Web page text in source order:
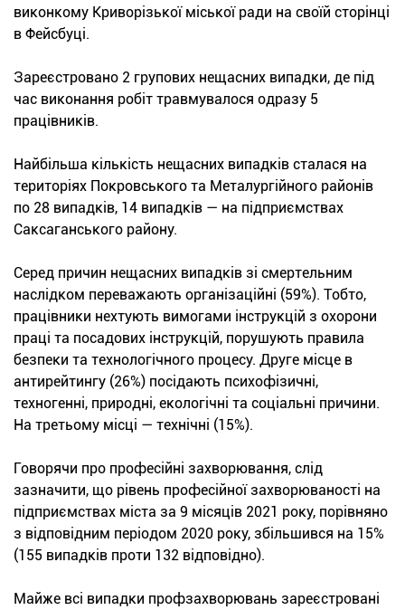
виконкому Криворізької міської ради на своїй сторінці
в Фейсбуці.
Зареєстровано 2 групових нещасних випадки, де під
час виконання робіт травмувалося одразу 5
працівників.
Найбільша кількість нещасних випадків сталася на
територіях Покровського та Металургійного районів
по 28 випадків, 14 випадків — на підприємствах
Саксаганського району.
Серед причин нещасних випадків зі смертельним
наслідком переважають організаційні (59%). Тобто,
працівники нехтують вимогами інструкцій з охорони
праці та посадових інструкцій, порушують правила
безпеки та технологічного процесу. Друге місце в
антирейтингу (26%) посідають психофізичні,
техногенні, природні, екологічні та соціальні причини.
На третьому місці — технічні (15%).
Говорячи про професійні захворювання, слід
зазначити, що рівень професійної захворюваності на
підприємствах міста за 9 місяців 2021 року, порівняно
з відповідним періодом 2020 року, збільшився на 15%
(155 випадків проти 132 відповідно).
Майже всі випадки профзахворювань зареєстровані